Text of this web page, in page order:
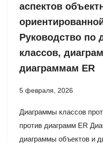
аспектов
Руководство по
классов,
диаграммам ER
5 февраля, 2026
Диаграммы классов
против диаграмм ER
диаграммы объектов и